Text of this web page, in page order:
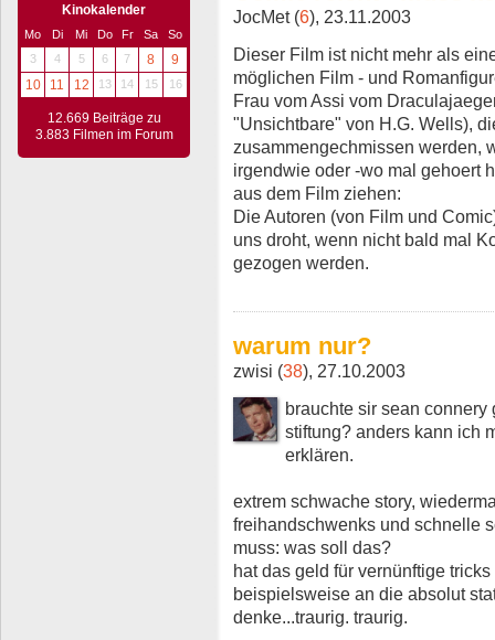
Kinokalender
Mo Di Mi Do Fr Sa
So
3
4 5 6 7 8
9
10
11 12 13 14 15 16
12.669 Beiträge zu
3.883 Filmen im Forum
JocMet (6), 23.11.2003
Dieser Film ist nicht mehr als
möglichen Film - und
Frau vom Assi vom
"Unsichtbare" von H.G. Wells),
zusammengechmissen werden,
irgendwie oder -wo mal gehoert
aus dem Film ziehen:
Die Autoren (von Film und
uns droht, wenn nicht bald mal
gezogen werden.
warum nur?
zwisi (38), 27.10.2003
brauchte sir sean
stiftung? anders kann ich
erklären.
extrem schwache story,
freihandschwenks und schnelle
muss: was soll das?
hat das geld für vernünftige
beispielsweise an die absolut
denke...traurig. traurig.